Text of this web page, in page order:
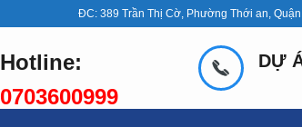
ĐC: 389 Trần Thị Cờ, Phường Thới an, Quận
Hotline:
0703600999
DỰ